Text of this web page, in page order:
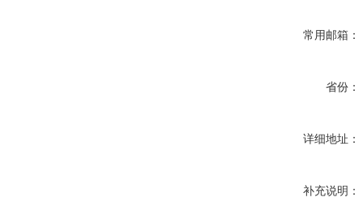
常用邮箱：
省份：
详细地址：
补充说明：